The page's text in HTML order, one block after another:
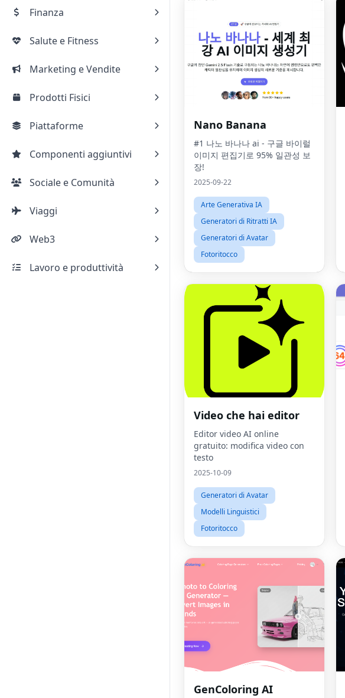
Finanza
Salute e Fitness
Marketing e Vendite
Prodotti Fisici
Piattaforme
Componenti aggiuntivi
Sociale e Comunità
Viaggi
Web3
Lavoro e produttività
Nano Banana
#1 나노 바나나 ai - 구글 바이럴
이미지 편집기로 95% 일관성 보
장!
2025-09-22
Arte Generativa IA
Generatori di Ritratti IA
Generatori di Avatar
Fotoritocco
Video che hai editor
Editor video AI online
gratuito: modifica video con
testo
2025-10-09
Generatori di Avatar
Modelli Linguistici
Fotoritocco
GenColoring AI